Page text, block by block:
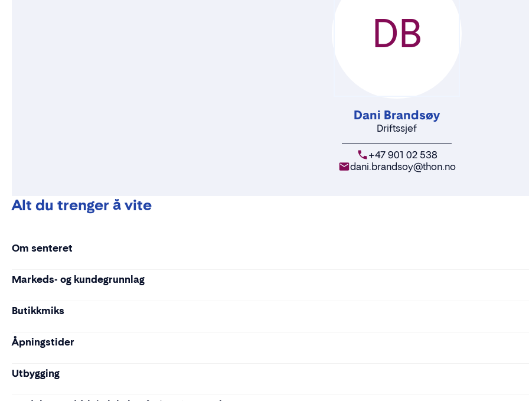
Dani Brandsøy
Driftssjef
+47 901 02 538
dani.brandsoy@thon.no
DB
Alt du trenger å vite
Om senteret
Markeds- og kundegrunnlag
Butikkmiks
Åpningstider
Utbygging